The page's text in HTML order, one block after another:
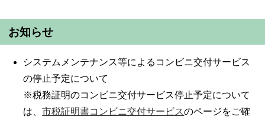
お知らせ
システムメンテナンス等によるコンビニ交付サービス
の停止予定について
※税務証明のコンビニ交付サービス停止予定について
は、市税証明書コンビニ交付サービスのページをご確